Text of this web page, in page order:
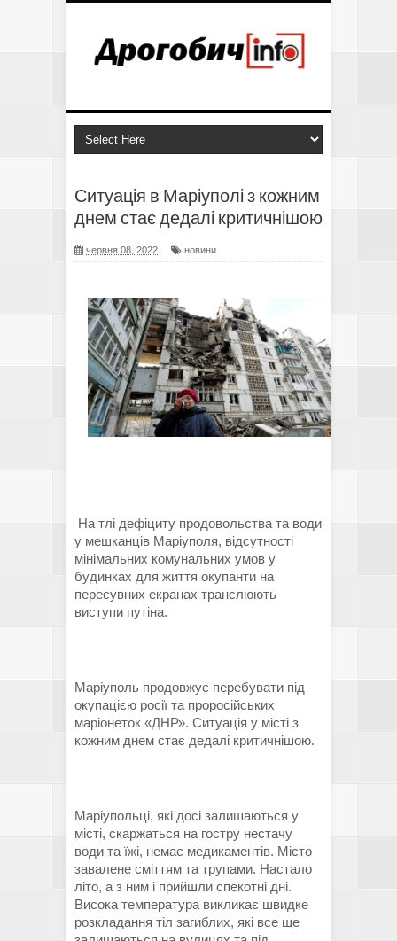
Ситуація в Маріуполі з кожним
днем ​​стає дедалі критичнішою
червня 08, 2022 новини
На тлі дефіциту продовольства та води
у мешканців Маріуполя, відсутності
мінімальних комунальних умов у
будинках для життя окупанти на
пересувних екранах транслюють
виступи путіна.
Маріуполь продовжує перебувати під
окупацією росії та проросійських
маріонеток «ДНР». Ситуація у місті з
кожним днем стає дедалі критичнішою.
Маріупольці, які досі залишаються у
місті, скаржаться на гостру нестачу
води та їжі, немає медикаментів. Місто
завалене сміттям та трупами. Настало
літо, а з ним і прийшли спекотні дні.
Висока температура викликає швидке
розкладання тіл загиблих, які все ще